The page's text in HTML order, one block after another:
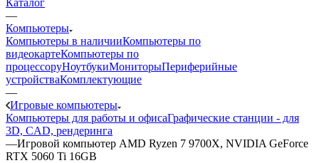
Каталог
—
Компьютеры
Компьютеры в наличииКомпьютеры по
видеокартеКомпьютеры по
процессоруНоутбукиМониторыПериферийные
устройстваКомплектующие
—
Игровые компьютеры
Компьютеры для работы и офисаГрафические станции - для
3D, CAD, рендеринга
—Игровой компьютер AMD Ryzen 7 9700X, NVIDIA GeForce
RTX 5060 Ti 16GB